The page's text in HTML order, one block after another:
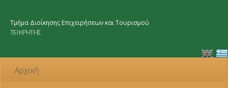
κυρίως
Τμήμα Διοίκησης Επιχειρήσεων και Τουρισμού
ΤΕΙ ΚΡΗΤΗΣ
Αρχική